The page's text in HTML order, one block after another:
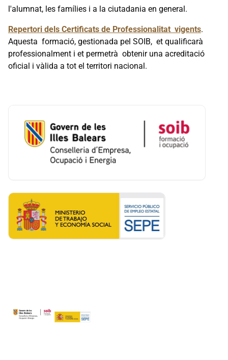
l'alumnat, les famílies i a la ciutadania en general.
Repertori dels Certificats de Professionalitat vigents.
Aquesta formació, gestionada pel SOIB, et qualificarà
professionalment i et permetrà obtenir una acreditació
oficial i vàlida a tot el territori nacional.
Logotips